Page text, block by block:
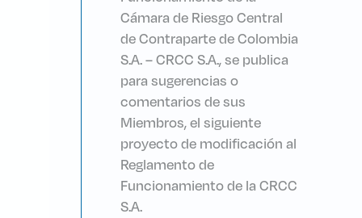
Cámara de Riesgo Central
de Contraparte de Colombia
S.A. – CRCC S.A., se publica
para sugerencias o
comentarios de sus
Miembros, el siguiente
proyecto de modificación al
Reglamento de
Funcionamiento de la CRCC
S.A.